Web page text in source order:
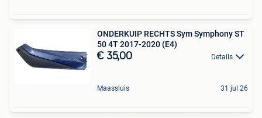
ONDERKUIP RECHTS Sym Symphony ST
50 4T 2017-2020 (E4)
€ 35,00 Details
Maassluis 31 jul 26